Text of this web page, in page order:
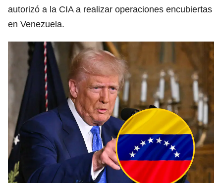
autorizó a la CIA a realizar operaciones encubiertas
en Venezuela.